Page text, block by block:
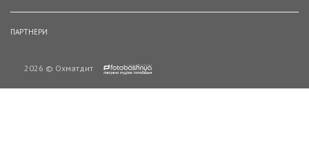
ПАРТНЕРИ
2026 © Охматдит